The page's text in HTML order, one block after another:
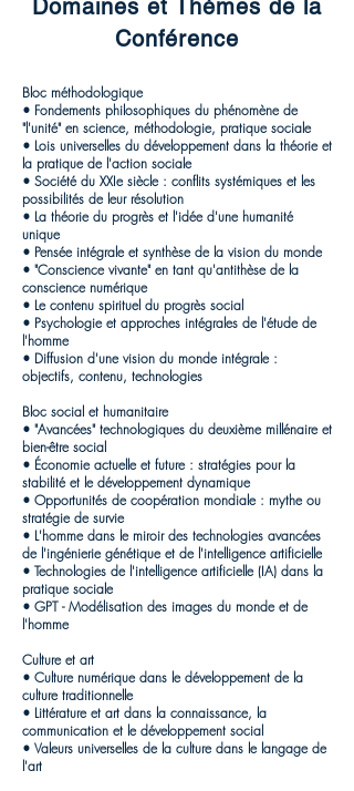
Domaines et Thèmes de la
Conférence
Bloc méthodologique
• Fondements philosophiques du phénomène de
"l'unité" en science, méthodologie, pratique sociale
• Lois universelles du développement dans la théorie et
la pratique de l'action sociale
• Société du XXIe siècle : conflits systémiques et les
possibilités de leur résolution
• La théorie du progrès et l'idée d'une humanité
unique
• Pensée intégrale et synthèse de la vision du monde
• "Conscience vivante" en tant qu'antithèse de la
conscience numérique
• Le contenu spirituel du progrès social
• Psychologie et approches intégrales de l'étude de
l'homme
• Diffusion d'une vision du monde intégrale :
objectifs, contenu, technologies
Bloc social et humanitaire
• "Avancées" technologiques du deuxième millénaire et
bien-être social
• Économie actuelle et future : stratégies pour la
stabilité et le développement dynamique
• Opportunités de coopération mondiale : mythe ou
stratégie de survie
• L'homme dans le miroir des technologies avancées
de l'ingénierie génétique et de l'intelligence artificielle
• Technologies de l'intelligence artificielle (IA) dans la
pratique sociale
• GPT - Modélisation des images du monde et de
l'homme
Culture et art
• Culture numérique dans le développement de la
culture traditionnelle
• Littérature et art dans la connaissance, la
communication et le développement social
• Valeurs universelles de la culture dans le langage de
l'art